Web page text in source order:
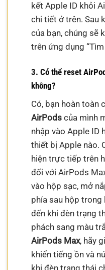
kết Apple ID khỏi
chi tiết ở trên. Sau
của bạn, chúng sẽ
trên ứng dụng
3. Có thể reset
không?
Có, bạn hoàn toàn
AirPods của mình
nhập vào Apple ID
thiết bị Apple nào.
hiện trực tiếp trên
đối với AirPods
vào hộp sạc, mở
phía sau hộp
đến khi đèn trạng
phách sang màu
AirPods Max, hãy
khiển tiếng ồn và
khi đèn trạng thái